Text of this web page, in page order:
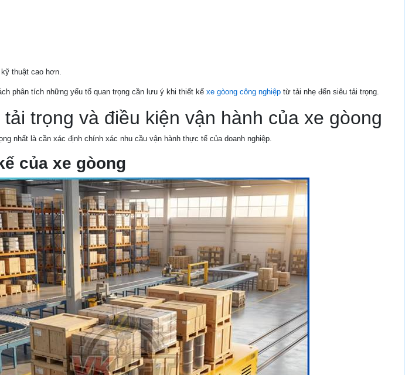
thuật cao hơn.
phân tích những yếu tố quan trọng cần lưu ý khi thiết kế xe gòong công nghiệptừ tải nhẹ đến siêu tải trọng.
trọng và điều kiện vận hành của xe gòong
nhất là cần xác định chính xác nhu cầu vận hành thực tế của doanh nghiệp.
của xe gòong